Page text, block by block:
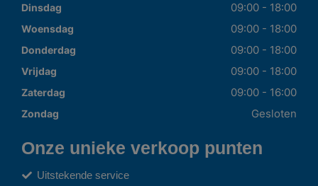
Dinsdag 09:00 - 18:00
Woensdag 09:00 - 18:00
Donderdag 09:00 - 18:00
Vrijdag 09:00 - 18:00
Zaterdag 09:00 - 16:00
Zondag Gesloten
Onze unieke verkoop punten
Uitstekende service